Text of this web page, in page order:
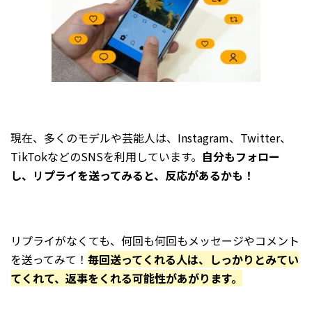
現在、多くのモデルや芸能人は、Instagram、Twitter、
TikTokなどのSNSを利用しています。 自分もフォロー
し、リプライを送ってみると、反応があるかも！
リプライがなくても、何回も何回もメッセージやコメント
を送ってみて！ 毎回送ってくれる人は、しっかりとみてい
てくれて、返事をくれる可能性があがります。